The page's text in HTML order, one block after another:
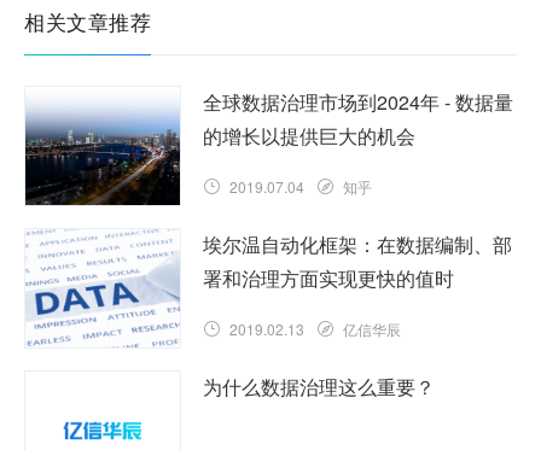
相关文章推荐
全球数据治理市场到2024年 - 数据量
的增长以提供巨大的机会
2019.07.04 知乎
埃尔温自动化框架：在数据编制、部
署和治理方面实现更快的值时
2019.02.13 亿信华辰
为什么数据治理这么重要？